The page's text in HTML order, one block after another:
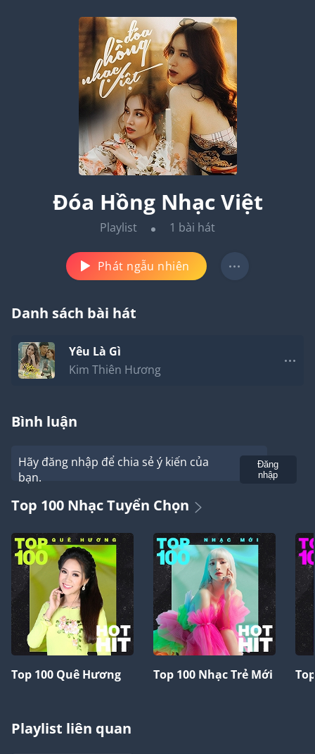
Đóa Hồng Nhạc Việt
Playlist 1 bài hát
Phát ngẫu nhiên
Danh sách bài hát
Yêu Là Gì
Kim Thiên Hương
Bình luận
Hãy đăng nhập để chia sẻ ý kiến của
bạn.
Đăng
nhập
Top 100 Nhạc Tuyển Chọn
Top 100 Quê Hương Top 100 Nhạc Trẻ Mới
Playlist liên quan